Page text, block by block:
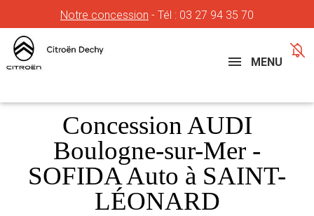
Notre concession - Tél : 03 27 94 35 70
Concessions
MENU
Concession AUDI
Boulogne-sur-Mer -
SOFIDA Auto à SAINT-
LÉONARD